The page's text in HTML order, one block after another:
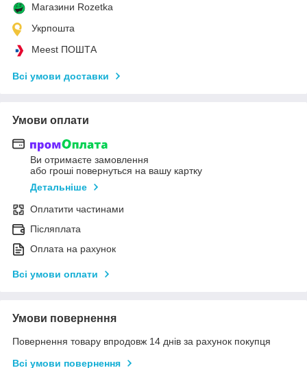
Магазини Rozetka
Укрпошта
Meest ПОШТА
Всі умови доставки
Умови оплати
Ви отримаєте замовлення
або гроші повернуться на вашу картку
Детальніше
Оплатити частинами
Післяплата
Оплата на рахунок
Всі умови оплати
Умови повернення
Повернення товару впродовж 14 днів за рахунок покупця
Всі умови повернення